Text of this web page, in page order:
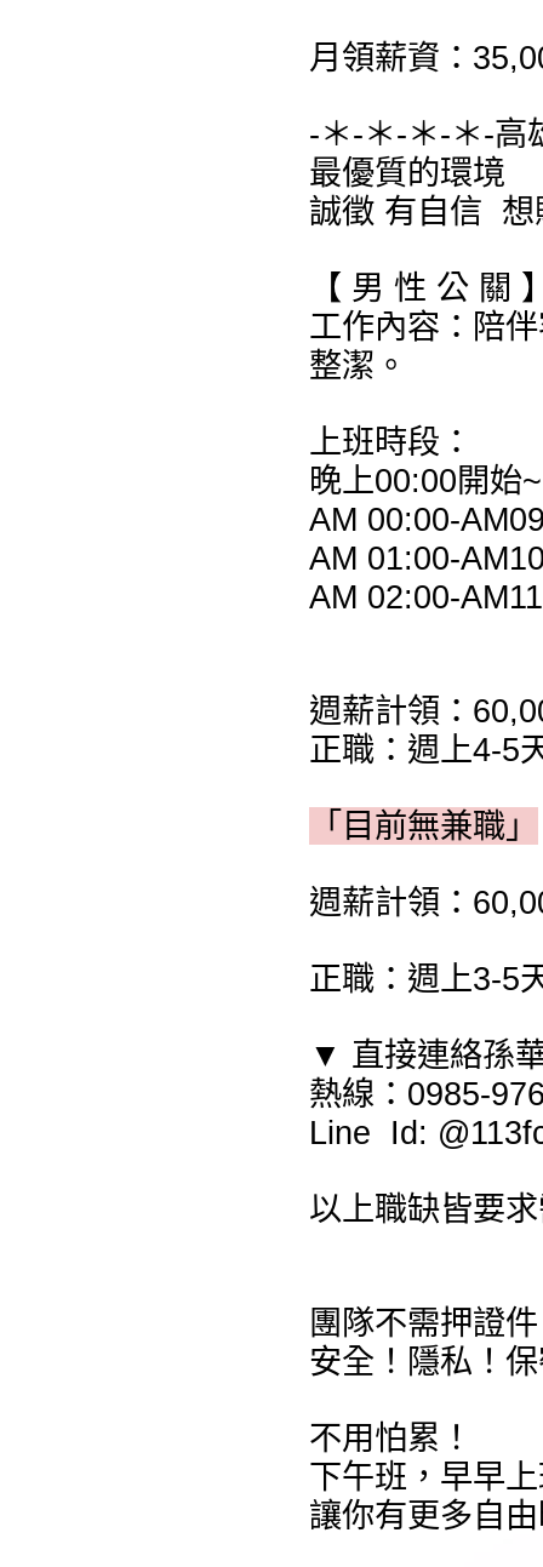
月領薪資：
-＊-＊-＊-＊-高
最優質的環境
誠徵 有自信
【 男 性 公 關
工作內容：陪
整潔。
上班時段：
晚上00:00開始~
AM 00:00-
AM 01:00-
AM 02:00-
週薪計領：
正職：週上4-5
「目前無兼職」
週薪計領：
正職：週上3-5
▼ 直接連絡孫
熱線：0985-
Line Id:
以上職缺皆要
團隊不需押證
安全！隱私！
不用怕累！
下午班，早早
讓你有更多自